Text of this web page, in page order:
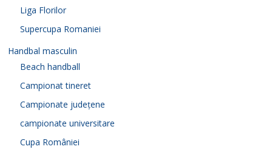
Liga Florilor
Supercupa Romaniei
Handbal masculin
Beach handball
Campionat tineret
Campionate județene
campionate universitare
Cupa României